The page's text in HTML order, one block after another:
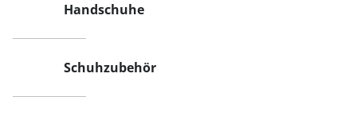
Handschuhe
Schuhzubehör